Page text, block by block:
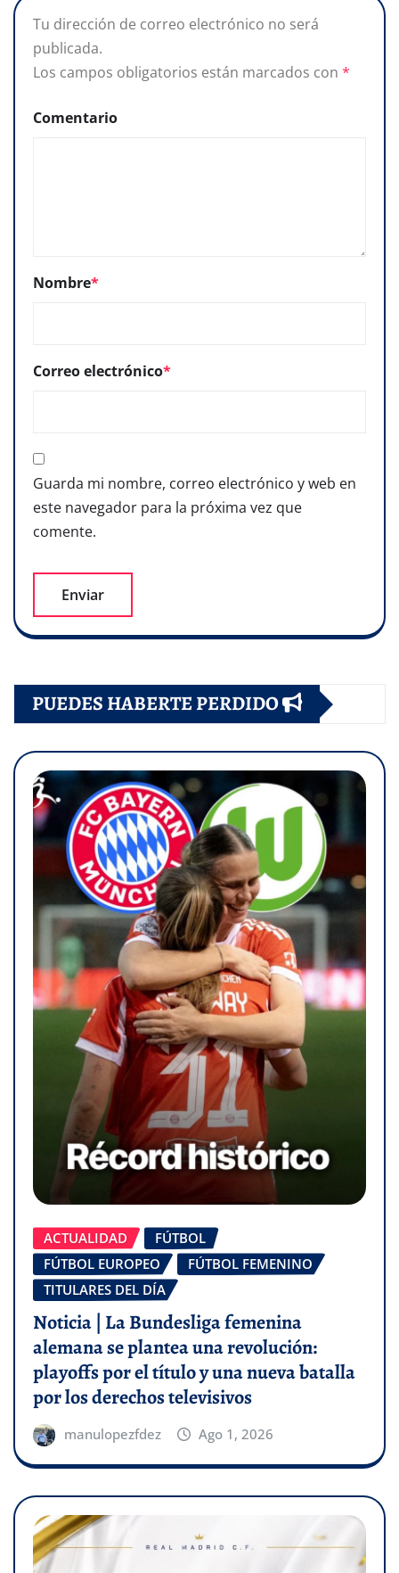
Tu dirección de correo electrónico no será
publicada.
Los campos obligatorios están marcados con *
Comentario
Nombre*
Correo electrónico*
Guarda mi nombre, correo electrónico y web en
este navegador para la próxima vez que
comente.
PUEDES HABERTE PERDIDO
ACTUALIDAD
FÚTBOL
FÚTBOL EUROPEO
FÚTBOL FEMENINO
TITULARES DEL DÍA
Noticia | La Bundesliga femenina
alemana se plantea una revolución:
playoffs por el título y una nueva batalla
por los derechos televisivos
manulopezfdez Ago 1, 2026